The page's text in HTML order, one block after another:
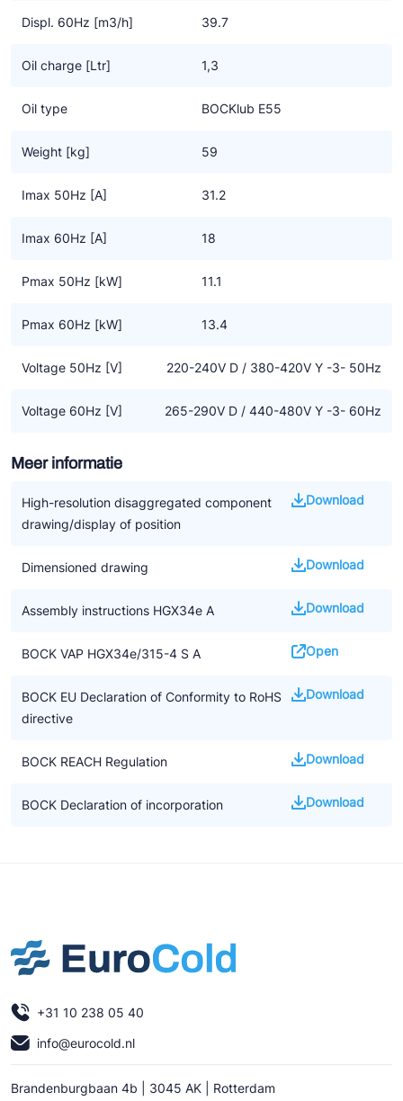
Geschikt voor conventionele – of chloorvrije HFC koudemiddelen
Displ. 60Hz [m3/h] 39.7
Oil charge [Ltr] 1,3
Oil type BOCKlub E55
Weight [kg] 59
Imax 50Hz [A] 31.2
Imax 60Hz [A] 18
Pmax 50Hz [kW] 11.1
Pmax 60Hz [kW] 13.4
Voltage 50Hz [V] 220-240V D / 380-420V Y -3- 50Hz
Voltage 60Hz [V] 265-290V D / 440-480V Y -3- 60Hz
Meer informatie
High-resolution disaggregated component
drawing/display of position
Download
Dimensioned drawing Download
Assembly instructions HGX34e A Download
BOCK VAP HGX34e/315-4 S A Open
BOCK EU Declaration of Conformity to RoHS
directive
Download
BOCK REACH Regulation Download
BOCK Declaration of incorporation Download
+31 10 238 05 40
info@eurocold.nl
Brandenburgbaan 4b | 3045 AK | Rotterdam